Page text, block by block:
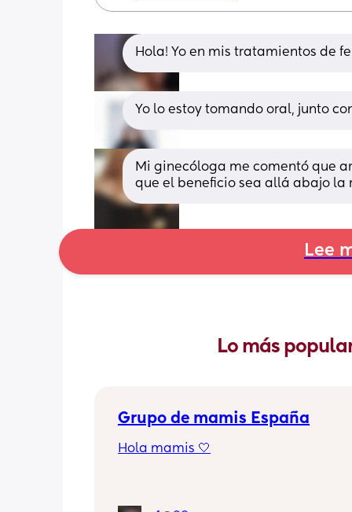
Hola! Yo en mis tratamientos de
Yo lo estoy tomando oral, junto
Mi ginecóloga me comentó que
que el beneficio sea allá abajo la
Lee
Lo más
Grupo de mamis España
Hola mamis 🤍